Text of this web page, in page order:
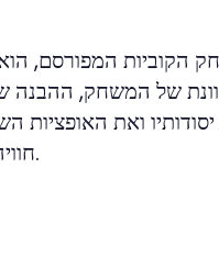
הקוביות המפורסם,
של המשחק, ההבנה
ואת האופציות
חוויה חדשה לשחקנים, עם אפשרויות לשחק מול שחקנים אחרים או נגד המחשב.